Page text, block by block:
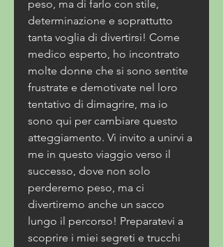
peso, ma di farlo con stile,
determinazione e soprattutto
tanta voglia di divertirsi! Come
medico esperto, ho incontrato
molte donne che si sono sentite
frustrate e demotivate nel loro
tentativo di dimagrire, ma io
sono qui per cambiare questo
atteggiamento. Vi invito a unirvi a
me in questo viaggio verso il
successo, dove non solo
perderemo peso, ma ci
divertiremo anche un sacco
lungo il percorso! Preparatevi a
scoprire i miei segreti e trucchi